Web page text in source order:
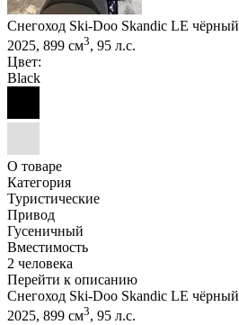
Снегоход Ski-Doo Skandic LE чёрный
2025, 899 см3, 95 л.с.
Цвет:
Black
О товаре
Категория
Туристические
Привод
Гусеничный
Вместимость
2 человека
Перейти к описанию
Снегоход Ski-Doo Skandic LE чёрный
2025, 899 см3, 95 л.с.